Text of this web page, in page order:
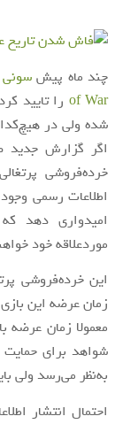
چند ماه پیشسونی
of War را تایید
شده ولی در
اگر گزارش جدید
خرده‌فروشی
اطلاعات رسمی
امیدواری دهد
موردعلاقه خود
زمان عرضه این
معمولا زمان عرضه
به‌نظر می‌رسد ولی